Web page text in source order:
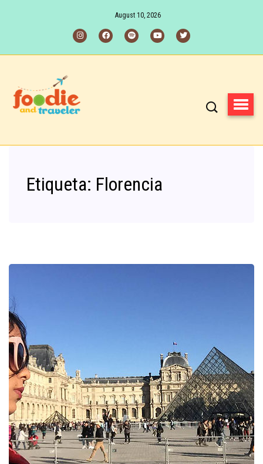
August 10, 2026
Etiqueta: Florencia